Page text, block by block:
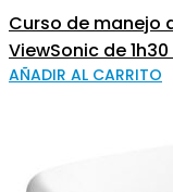
Curso de manejo
ViewSonic de
AÑADIR AL CARRITO